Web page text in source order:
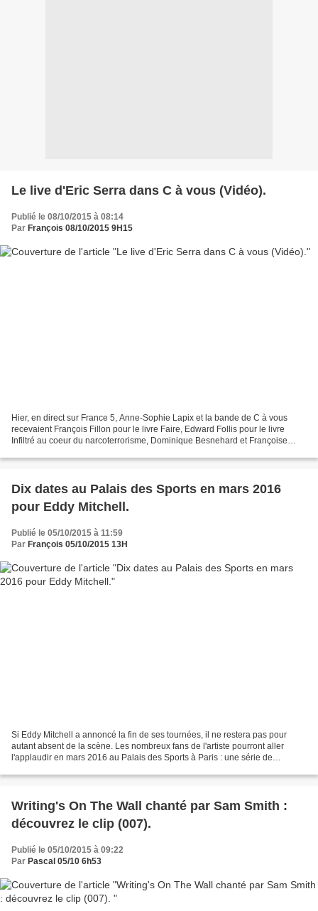
Le live d'Eric Serra dans C à vous (Vidéo).
Publié le 08/10/2015 à 08:14
Par François 08/10/2015 9H15
Hier, en direct sur France 5, Anne-Sophie Lapix et la bande de C à vous
recevaient François Fillon pour le livre Faire, Edward Follis pour le livre
Infiltré au coeur du narcoterrorisme, Dominique Besnehard et Françoise
Dix dates au Palais des Sports en mars 2016
pour Eddy Mitchell.
Publié le 05/10/2015 à 11:59
Par François 05/10/2015 13H
Si Eddy Mitchell a annoncé la fin de ses tournées, il ne restera pas pour
autant absent de la scène. Les nombreux fans de l'artiste pourront aller
l'applaudir en mars 2016 au Palais des Sports à Paris : une série de
Writing's On The Wall chanté par Sam Smith :
découvrez le clip (007).
Publié le 05/10/2015 à 09:22
Par Pascal 05/10 6h53